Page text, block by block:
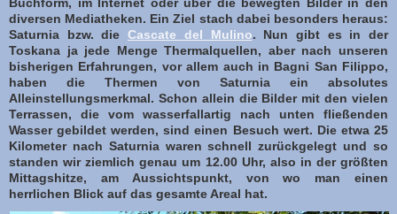
diversen Mediatheken. Ein Ziel stach dabei besonders heraus:
Saturnia bzw. dieCascate del Mulino. Nun gibt es in der
Toskana ja jede Menge Thermalquellen, aber nach unseren
bisherigen Erfahrungen, vor allem auch in Bagni San Filippo,
haben die Thermen von Saturnia ein absolutes
Alleinstellungsmerkmal. Schon allein die Bilder mit den vielen
Terrassen, die vom wasserfallartig nach unten fließenden
Wasser gebildet werden, sind einen Besuch wert. Die etwa 25
Kilometer nach Saturnia waren schnell zurückgelegt und so
standen wir ziemlich genau um 12.00 Uhr, also in der größten
Mittagshitze, am Aussichtspunkt, von wo man einen
herrlichen Blick auf das gesamte Areal hat.